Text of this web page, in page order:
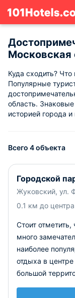
Московская
Куда сходить?
Популярные
область.
историей города
Всего 4 объекта
Городской
Жуковский, ул.
0.1 км до
Стоит
много
наиболее
отдыха в
большой